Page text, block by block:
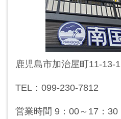
鹿児島市加治屋町11-13-1
TEL：099-230-7812
営業時間 9：00～17：30